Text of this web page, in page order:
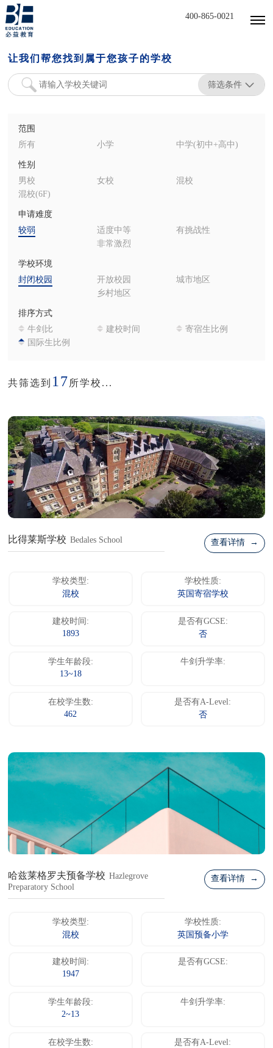
400-865-0021
让我们帮您找到属于您孩子的学校
筛选条件
范围
所有
小学 中学(初中+高中)
性别
男校
女校
混校
混校(6F)
申请难度
较弱
适度中等
有挑战性
非常激烈
学校环境
封闭校园
开放校园
城市地区
乡村地区
排序方式
牛剑比
建校时间
寄宿生比例
国际生比例
共筛选到 17所学校...
比得莱斯学校 Bedales School 查看详情 →
学校类型:
混校
学校性质:
英国寄宿学校
建校时间:
1893
是否有GCSE:
否
学生年龄段:
13~18
牛剑升学率:
在校学生数:
462
是否有A-Level:
否
哈兹莱格罗夫预备学校 Hazlegrove
Preparatory School
查看详情 →
学校类型:
混校
学校性质:
英国预备小学
建校时间:
1947
是否有GCSE:
学生年龄段:
2~13
牛剑升学率:
在校学生数:
是否有A-Level: